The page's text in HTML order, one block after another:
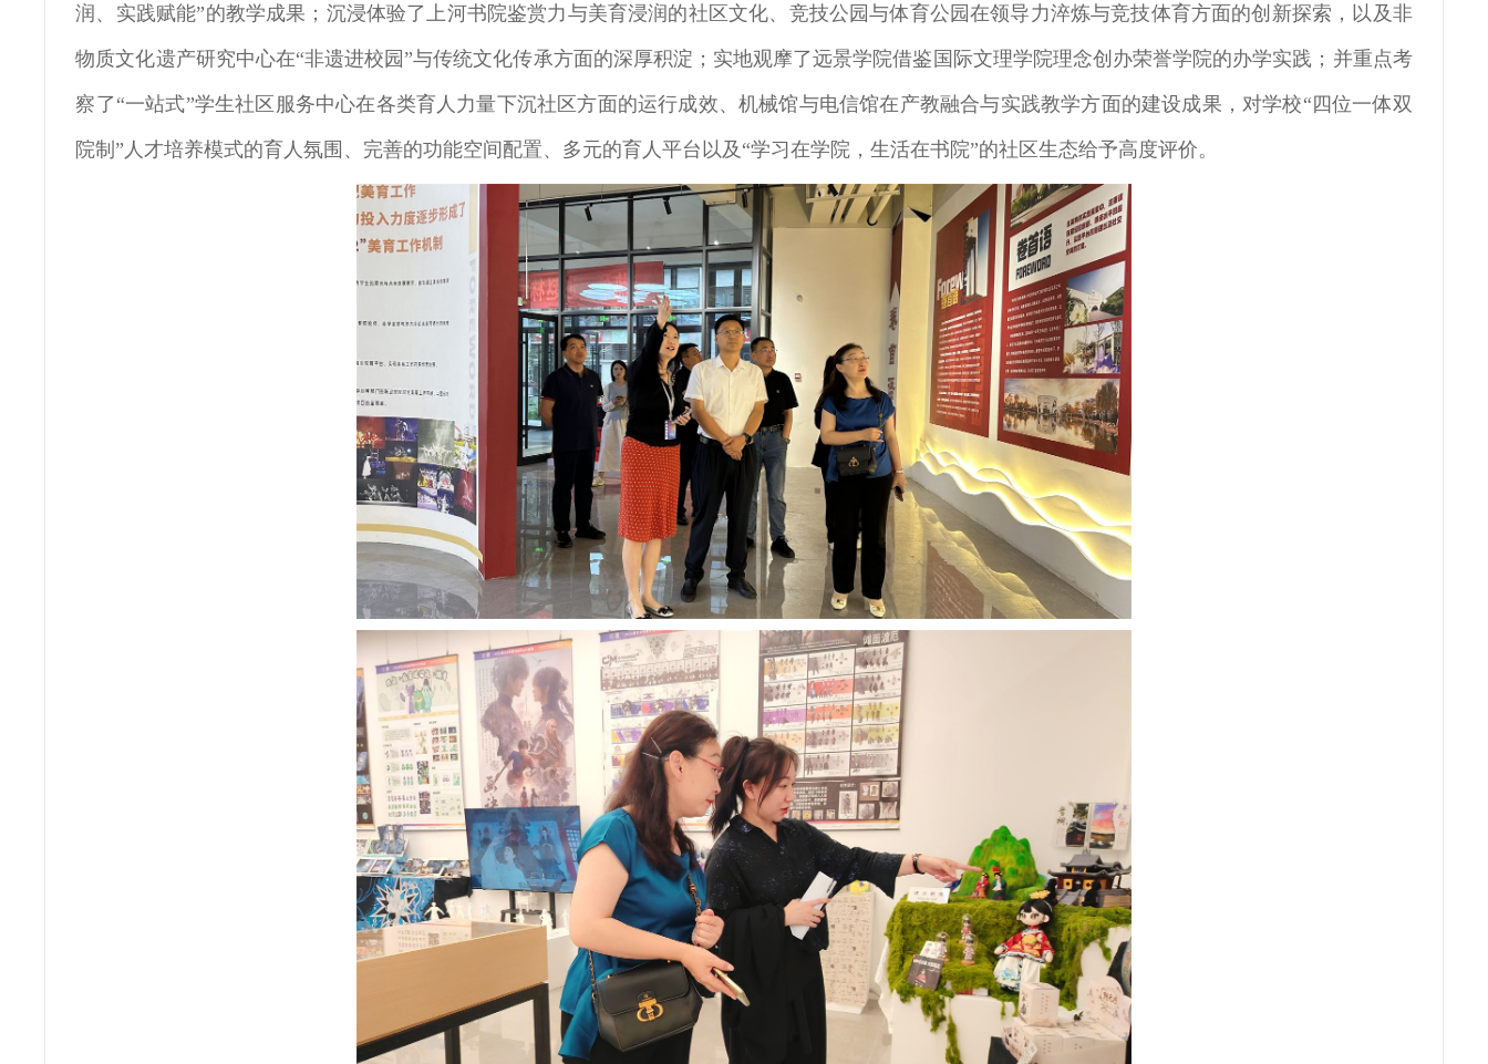
润、实践赋能”的教学成果；沉浸体验了上河书院鉴赏力与美育浸润的社区文化、竞技公园与体育公园在领导力淬炼与竞技体育方面的创新探索，以及非
物质文化遗产研究中心在“非遗进校园”与传统文化传承方面的深厚积淀；实地观摩了远景学院借鉴国际文理学院理念创办荣誉学院的办学实践；并重点考
察了“一站式”学生社区服务中心在各类育人力量下沉社区方面的运行成效、机械馆与电信馆在产教融合与实践教学方面的建设成果，对学校“四位一体双
院制”人才培养模式的育人氛围、完善的功能空间配置、多元的育人平台以及“学习在学院，生活在书院”的社区生态给予高度评价。